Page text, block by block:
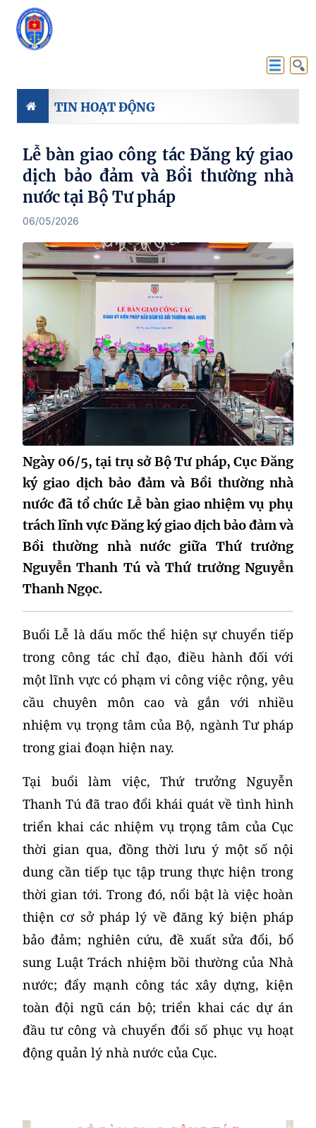
TIN HOẠT ĐỘNG
Lễ bàn giao công tác Đăng ký giao
dịch bảo đảm và Bồi thường nhà
nước tại Bộ Tư pháp
06/05/2026
Ngày 06/5, tại trụ sở Bộ Tư pháp, Cục Đăng
ký giao dịch bảo đảm và Bồi thường nhà
nước đã tổ chức Lễ bàn giao nhiệm vụ phụ
trách lĩnh vực Đăng ký giao dịch bảo đảm và
Bồi thường nhà nước giữa Thứ trưởng
Nguyễn Thanh Tú và Thứ trưởng Nguyễn
Thanh Ngọc.
Buổi Lễ là dấu mốc thể hiện sự chuyển tiếp
trong công tác chỉ đạo, điều hành đối với
một lĩnh vực có phạm vi công việc rộng, yêu
cầu chuyên môn cao và gắn với nhiều
nhiệm vụ trọng tâm của Bộ, ngành Tư pháp
trong giai đoạn hiện nay.
Tại buổi làm việc, Thứ trưởng Nguyễn
Thanh Tú đã trao đổi khái quát về tình hình
triển khai các nhiệm vụ trọng tâm của Cục
thời gian qua, đồng thời lưu ý một số nội
dung cần tiếp tục tập trung thực hiện trong
thời gian tới. Trong đó, nổi bật là việc hoàn
thiện cơ sở pháp lý về đăng ký biện pháp
bảo đảm; nghiên cứu, đề xuất sửa đổi, bổ
sung Luật Trách nhiệm bồi thường của Nhà
nước; đẩy mạnh công tác xây dựng, kiện
toàn đội ngũ cán bộ; triển khai các dự án
đầu tư công và chuyển đổi số phục vụ hoạt
động quản lý nhà nước của Cục.